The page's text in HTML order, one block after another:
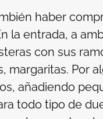
haber
la entrada, a
con sus
margaritas. Por
añadiendo
todo tipo de